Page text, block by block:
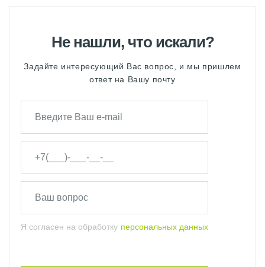
Не нашли, что искали?
Задайте интересующий Вас вопрос, и мы пришлем
ответ на Вашу почту
Я согласен на обработку персональных данных